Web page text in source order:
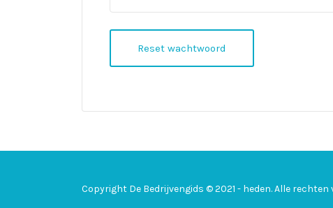
Reset wachtwoord
Copyright De Bedrijvengids © 2021 - heden. Alle rechten